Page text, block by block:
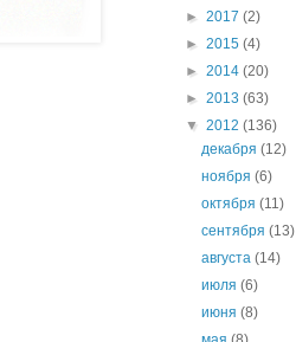
► 2017 (2)
► 2015 (4)
► 2014 (20)
► 2013 (63)
▼ 2012 (136)
декабря(12)
ноября(6)
октября(11)
сентября(13)
августа(14)
июля(6)
июня(8)